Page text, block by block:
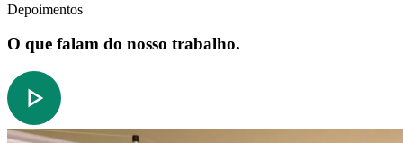
Depoimentos
O que falam do nosso trabalho.